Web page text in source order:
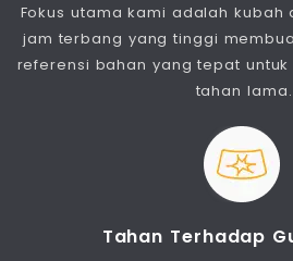
Fokus utama kami adalah
jam terbang yang tinggi
referensi bahan yang tepat
tahan lama.
Tahan Terhadap